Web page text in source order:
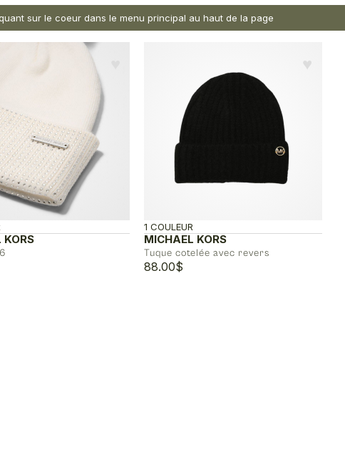
sur le coeur dans le menu principal au haut de la page
KORS
♥︎
MICHAEL KORS
Tuque cotelée avec revers
1 COULEUR
88.00$